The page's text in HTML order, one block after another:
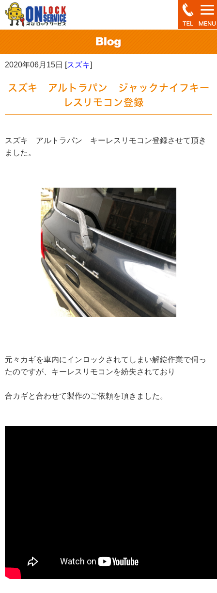
2020年06月15日 [スズキ]
スズキ アルトラパン ジャックナイフキー
レスリモコン登録
スズキ アルトラパン キーレスリモコン登録させて頂き
ました。
元々カギを車内にインロックされてしまい解錠作業で伺っ
たのですが、キーレスリモコンを紛失されており
合カギと合わせて製作のご依頼を頂きました。